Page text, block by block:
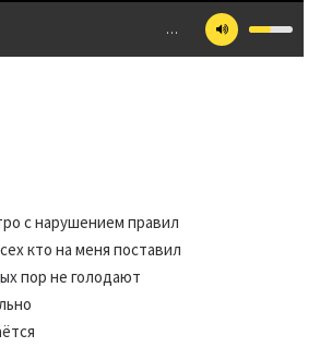
…
с нарушением правил
кто на меня поставил
пор не голодают